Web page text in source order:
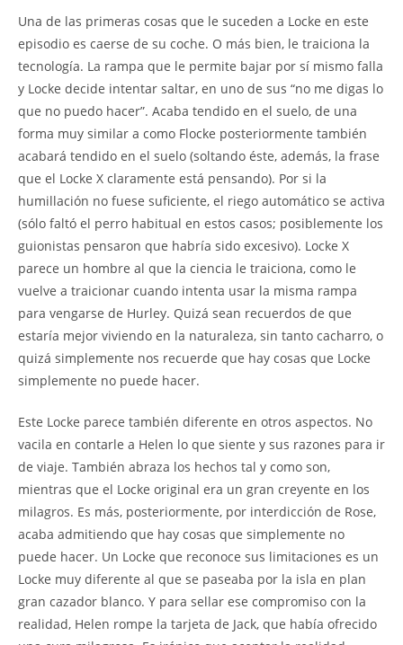
Una de las primeras cosas que le suceden a Locke en este
episodio es caerse de su coche. O más bien, le traiciona la
tecnología. La rampa que le permite bajar por sí mismo falla
y Locke decide intentar saltar, en uno de sus “no me digas lo
que no puedo hacer”. Acaba tendido en el suelo, de una
forma muy similar a como Flocke posteriormente también
acabará tendido en el suelo (soltando éste, además, la frase
que el Locke X claramente está pensando). Por si la
humillación no fuese suficiente, el riego automático se activa
(sólo faltó el perro habitual en estos casos; posiblemente los
guionistas pensaron que habría sido excesivo). Locke X
parece un hombre al que la ciencia le traiciona, como le
vuelve a traicionar cuando intenta usar la misma rampa
para vengarse de Hurley. Quizá sean recuerdos de que
estaría mejor viviendo en la naturaleza, sin tanto cacharro, o
quizá simplemente nos recuerde que hay cosas que Locke
simplemente no puede hacer.
Este Locke parece también diferente en otros aspectos. No
vacila en contarle a Helen lo que siente y sus razones para ir
de viaje. También abraza los hechos tal y como son,
mientras que el Locke original era un gran creyente en los
milagros. Es más, posteriormente, por interdicción de Rose,
acaba admitiendo que hay cosas que simplemente no
puede hacer. Un Locke que reconoce sus limitaciones es un
Locke muy diferente al que se paseaba por la isla en plan
gran cazador blanco. Y para sellar ese compromiso con la
realidad, Helen rompe la tarjeta de Jack, que había ofrecido